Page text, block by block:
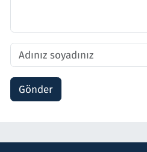
Gönder